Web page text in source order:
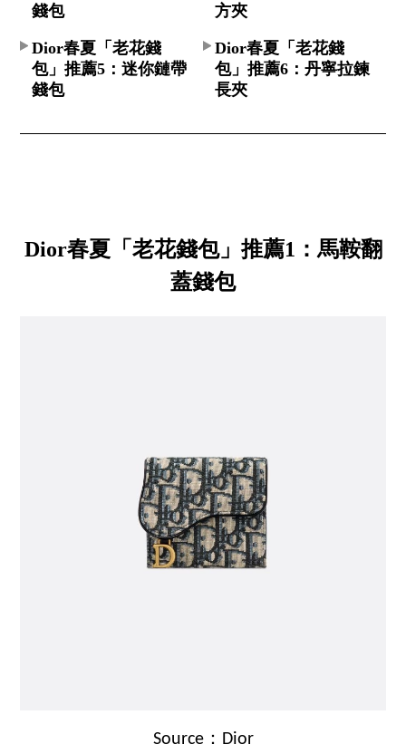
錢包
方夾
Dior春夏「老花錢
包」推薦5：迷你鏈帶
錢包
Dior春夏「老花錢
包」推薦6：丹寧拉鍊
長夾
Dior春夏「老花錢包」推薦1：馬鞍翻
蓋錢包
Source：Dior